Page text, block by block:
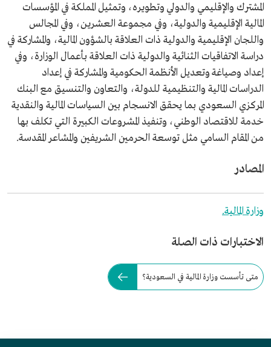
المشترك والإقليمي والدولي وتطويره، وتمثيل المملكة في المؤسسات
المالية الإقليمية والدولية، وفي مجموعة العشرين، وفي المجالس
واللجان الإقليمية والدولية ذات العلاقة بالشؤون المالية، والمشاركة في
دراسة الاتفاقيات الثنائية والدولية ذات العلاقة بأعمال الوزارة، وفي
إعداد وصياغة وتعديل الأنظمة الحكومية والمشاركة في إعداد
الدراسات المالية والتنظيمية للدولة، والتعاون والتنسيق مع البنك
المركزي السعودي بما يحقق الانسجام بين السياسات المالية والنقدية
خدمة للاقتصاد الوطني، وتنفيذ المشروعات الكبيرة التي تكلف بها
من المقام السامي مثل توسعة الحرمين الشريفين والمشاعر المقدسة.
المصادر
وزارة المالية.
الاختبارات ذات الصلة
متى تأسست وزارة المالية في السعودية؟